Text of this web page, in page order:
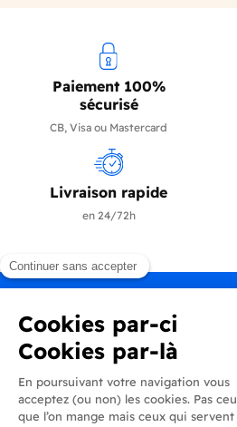
Paiement 100%
sécurisé
CB, Visa ou Mastercard
Livraison rapide
en 24/72h